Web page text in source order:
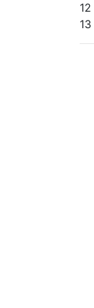
12
13